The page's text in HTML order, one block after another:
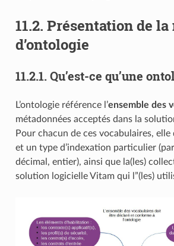
11.2. Présentation de
d’ontologie
11.2.1. Qu’est-ce qu’une
L’ontologie référence l’ensemble des
métadonnées acceptés dans la
Pour chacun de ces vocabulaires,
et un type d’indexation particulier
décimal, entier), ainsi que la(les)
solution logicielle Vitam qui l”(les)